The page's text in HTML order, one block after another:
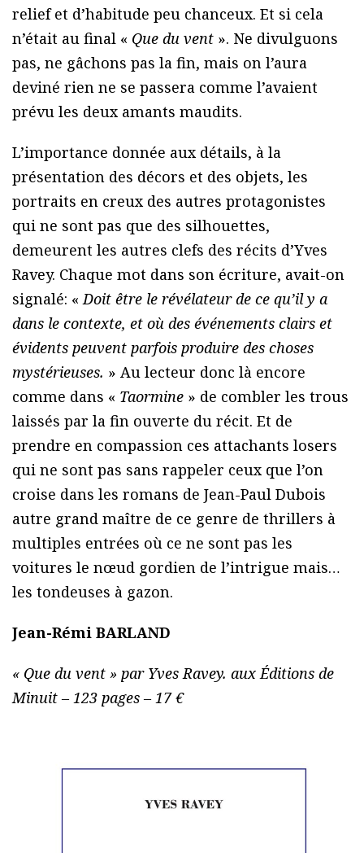
relief et d’habitude peu chanceux. Et si cela
n’était au final « Que du vent ». Ne divulguons
pas, ne gâchons pas la fin, mais on l’aura
deviné rien ne se passera comme l’avaient
prévu les deux amants maudits.
L’importance donnée aux détails, à la
présentation des décors et des objets, les
portraits en creux des autres protagonistes
qui ne sont pas que des silhouettes,
demeurent les autres clefs des récits d’Yves
Ravey. Chaque mot dans son écriture, avait-on
signalé: « Doit être le révélateur de ce qu’il y a
dans le contexte, et où des événements clairs et
évidents peuvent parfois produire des choses
mystérieuses. » Au lecteur donc là encore
comme dans « Taormine » de combler les trous
laissés par la fin ouverte du récit. Et de
prendre en compassion ces attachants losers
qui ne sont pas sans rappeler ceux que l’on
croise dans les romans de Jean-Paul Dubois
autre grand maître de ce genre de thrillers à
multiples entrées où ce ne sont pas les
voitures le nœud gordien de l’intrigue mais…
les tondeuses à gazon.
Jean-Rémi BARLAND
« Que du vent » par Yves Ravey. aux Éditions de
Minuit – 123 pages – 17 €